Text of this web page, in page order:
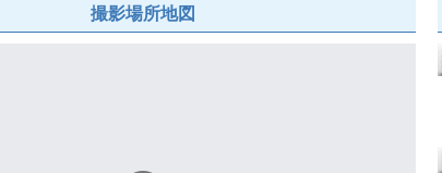
撮影場所地図